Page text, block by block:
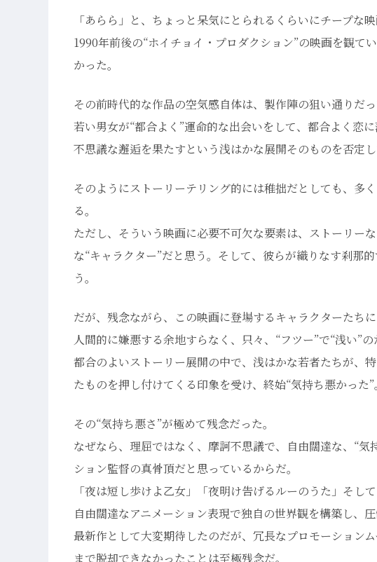
「あらら」と、ちょっと呆気にとられるくらいにチープな映
1990年前後の“ホイチョイ・プロダクション”の映画を観て
かった。
その前時代的な作品の空気感自体は、製作陣の狙い通りだっ
若い男女が“都合よく”運命的な出会いをして、都合よく恋
不思議な邂逅を果たすという浅はかな展開そのものを否定し
そのようにストーリーテリング的には稚拙だとしても、多
る。
ただし、そういう映画に必要不可欠な要素は、ストーリー
な“キャラクター”だと思う。そして、彼らが織りなす刹那
う。
だが、残念ながら、この映画に登場するキャラクターたち
人間的に嫌悪する余地すらなく、只々、“フツー”で“浅い”の
都合のよいストーリー展開の中で、浅はかな若者たちが、
たものを押し付けてくる印象を受け、終始“気持ち悪かった”。
その“気持ち悪さ”が極めて残念だった。
なぜなら、理屈ではなく、摩訶不思議で、自由闊達な、“気
ション監督の真骨頂だと思っているからだ。
「夜は短し歩けよ乙女」「夜明け告げるルーのうた」そ
自由闊達なアニメーション表現で独自の世界観を構築し、
最新作として大変期待したのだが、冗長なプロモーション
まで脱却できなかったことは至極残念だ。